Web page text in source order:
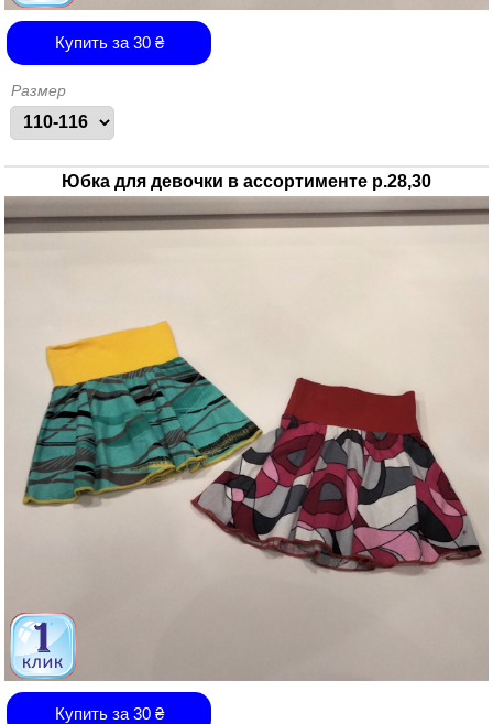
Купить за 30₴
Размер
Юбка для девочки в ассортименте р.28,30
Купить за 30₴